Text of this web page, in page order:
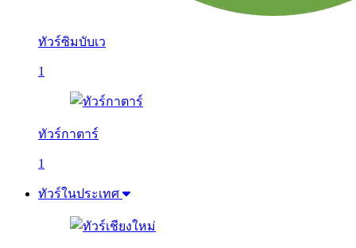
ทัวร์ซิมบับเว
1
ทัวร์กาตาร์
1
ทัวร์ในประเทศ